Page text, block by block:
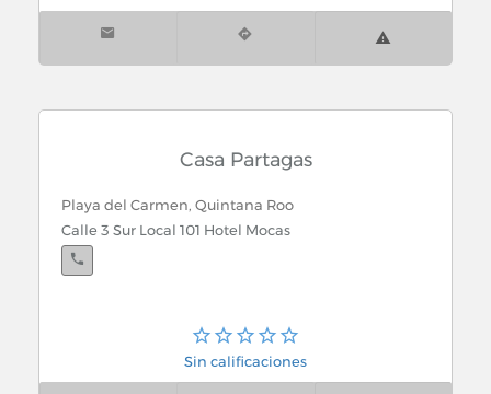
Casa Partagas
Playa del Carmen, Quintana Roo
Calle 3 Sur Local 101 Hotel Mocas
Sin calificaciones